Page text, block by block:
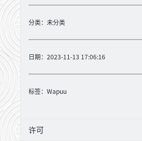
分类： 未分类
日期：2023-11-13 17:06:16
标签： Wapuu
许可